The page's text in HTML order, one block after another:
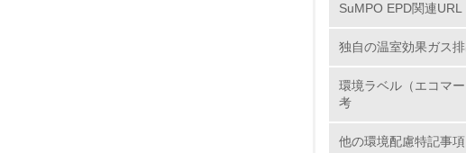
14.
15.
SuMPO EPD関連URL
独自の温室効果ガス
環境ラベル（エコマ
考
他の環境配慮特記事項